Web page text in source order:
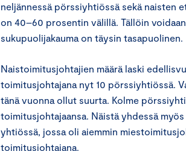
neljännessä pörssiyhtiössä sekä naisten
on 40–60 prosentin välillä. Tällöin
sukupuolijakauma on täysin tasapuolinen.
Naistoimitusjohtajien määrä laski
toimitusjohtajana nyt 10 pörssiyhtiössä.
tänä vuonna ollut suurta. Kolme
toimitusjohtajaansa. Näistä yhdessä
yhtiössä, jossa oli aiemmin
toimitusjohtajana.